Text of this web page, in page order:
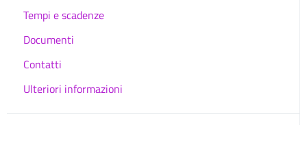
Tempi e scadenze
Documenti
Contatti
Ulteriori informazioni